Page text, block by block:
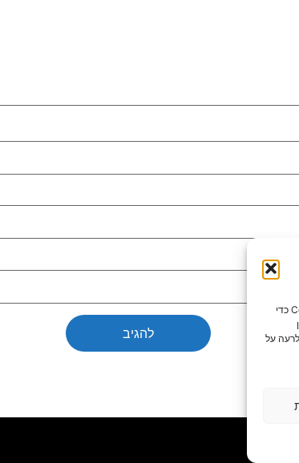
כדי לספק את חוויות המשתמש הטובות ביותר, אנו משתמשים בטכנולוגיות כמו קובצי Cookie כדי
על